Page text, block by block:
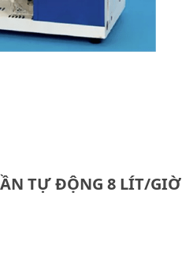
TỰ ĐỘNG 8 LÍT/GIỜ